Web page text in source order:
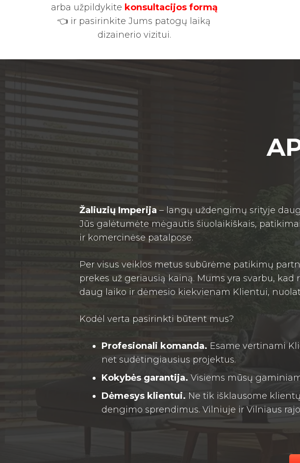
arba užpildykite konsultacijos formą
👈 ir pasirinkite Jums patogų laiką
dizainerio vizitui.
Žaliuzių Imperija – langų uždengimų srityje
Jūs galėtumėte mėgautis šiuolaikiškais,
ir komercinėse patalpose.
Per visus veiklos metus subūrėme patikimų
prekes už geriausią kainą. Mums yra svarbu,
daug laiko ir dėmesio kiekvienam Klientui,
Kodėl verta pasirinkti būtent mus?
Profesionali komanda. Esame vertinami
net sudėtingiausius projektus.
Kokybės garantija. Visiems mūsų
Dėmesys klientui. Ne tik išklausome
dengimo sprendimus. Vilniuje ir Vilniaus